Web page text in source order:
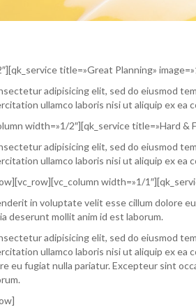
title=»Great Planning»
adipisicing elit, sed do eiusmod
ullamco laboris nisi ut aliquip ex ea
width=»1/2″][qk_service title=»Hard &
adipisicing elit, sed do eiusmod
ullamco laboris nisi ut aliquip ex ea
width=»1/
in voluptate velit esse cillum dolore
deserunt mollit anim id est laborum.
adipisicing elit, sed do eiusmod
ullamco laboris nisi ut aliquip ex
eu fugiat nulla pariatur. Excepteur sint